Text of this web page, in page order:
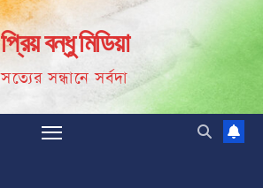
প্রিয় বন্ধু মিডিয়া
সত্যের সন্ধানে সর্বদা